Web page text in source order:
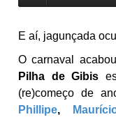
E aí, jagunçada
O carnaval
Pilha de Gibis
(re)começo de
Phillipe,